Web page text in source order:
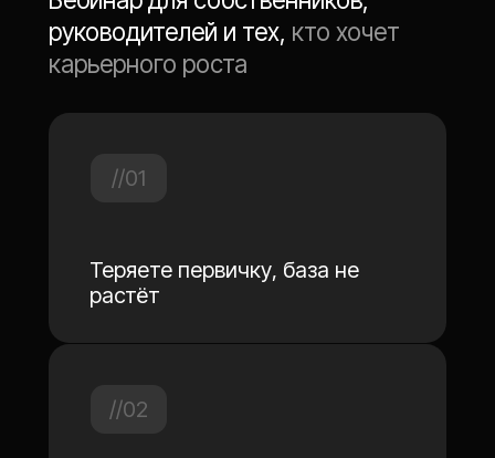
внутренних процессов в
клиниках
на обучение